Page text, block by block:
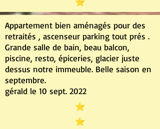
Appartement bien aménagés pour des
retraités , ascenseur parking tout prés .
Grande salle de bain, beau balcon,
piscine, resto, épiceries, glacier juste
dessus notre immeuble. Belle saison en
septembre.
gérald le 10 sept. 2022